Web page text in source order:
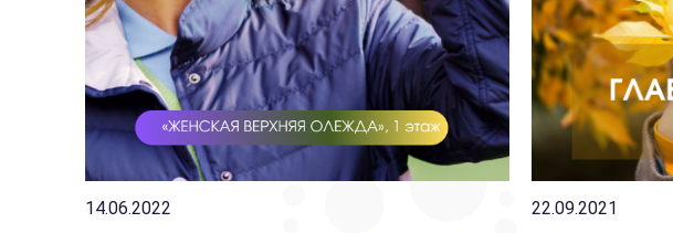
14.06.2022 22.09.2021